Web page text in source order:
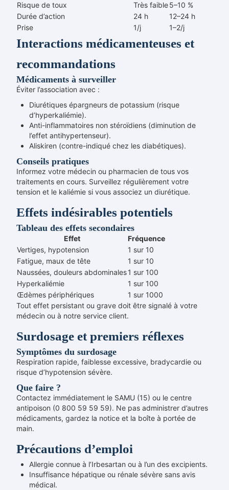
Risque de toux
Très faible5–10 %
Durée d’action
24 h
12–24 h
Prise
1/j 1–2/j
Interactions médicamenteuses et
recommandations
Médicaments à surveiller
Éviter l’association avec :
Diurétiques épargneurs de potassium (risque
d’hyperkaliémie).
Anti-inflammatoires non stéroïdiens (diminution de
l’effet antihypertenseur).
Aliskiren (contre-indiqué chez les diabétiques).
Conseils pratiques
Informez votre médecin ou pharmacien de tous vos
traitements en cours. Surveillez régulièrement votre
tension et le kaliémie si vous associez un diurétique.
Effets indésirables potentiels
Tableau des effets secondaires
Effet
Fréquence
Vertiges, hypotension
1 sur 10
Fatigue, maux de tête
1 sur 10
Naussées, douleurs abdominales1 sur 100
Hyperkaliémie
1 sur 100
Œdèmes périphériques
1 sur 1000
Tout effet persistant ou grave doit être signalé à votre
médecin ou à notre service client.
Surdosage et premiers réflexes
Symptômes du surdosage
Respiration rapide, faiblesse excessive, bradycardie ou
risque d’hypotension sévère.
Que faire ?
Contactez immédiatement le SAMU (15) ou le centre
antipoison (0 800 59 59 59). Ne pas administrer d’autres
médicaments, gardez la notice et la boîte à portée de
main.
Précautions d’emploi
Allergie connue à l’Irbesartan ou à l’un des excipients.
Insuffisance hépatique ou rénale sévère sans avis
médical.